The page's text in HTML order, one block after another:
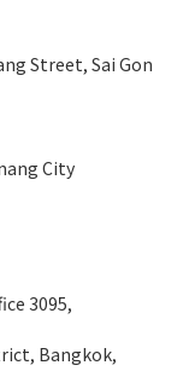
Street, Sai Gon
City
3095,
Bangkok,